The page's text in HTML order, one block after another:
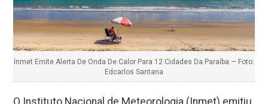
Inmet Emite Alerta De Onda De Calor Para 12 Cidades Da Paraíba — Foto:
Edcarlos Santana